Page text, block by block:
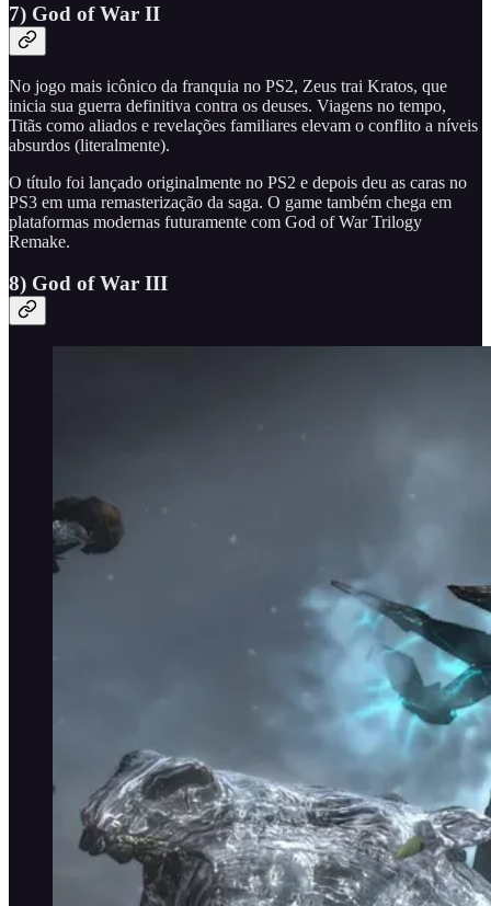
7) God of War II
No jogo mais icônico da franquia no PS2, Zeus trai Kratos, que
inicia sua guerra definitiva contra os deuses. Viagens no tempo,
Titãs como aliados e revelações familiares elevam o conflito a níveis
absurdos (literalmente).
O título foi lançado originalmente no PS2 e depois deu as caras no
PS3 em uma remasterização da saga. O game também chega em
plataformas modernas futuramente com God of War Trilogy
Remake.
8) God of War III